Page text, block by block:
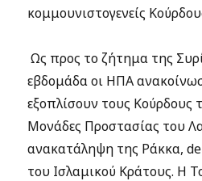
κομμουνιστογενείς
Ως προς το ζήτημα της
εβδομάδα οι ΗΠΑ
εξοπλίσουν τους Κούρδους
Μονάδες Προστασίας του
ανακατάληψη της Ράκκα,
του Ισλαμικού Κράτους. Η